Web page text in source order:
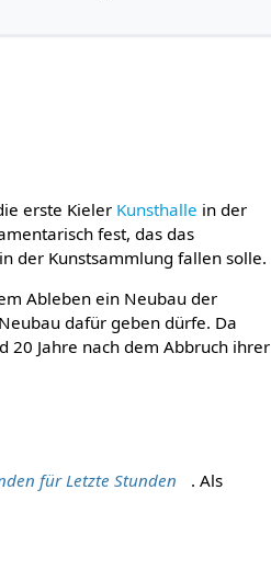
erste Kieler Kunsthalle in der
fest, das das
der Kunstsammlung fallen solle.
Ableben ein Neubau der
dafür geben dürfe. Da
20 Jahre nach dem Abbruch ihrer
für Letzte Stunden
. Als